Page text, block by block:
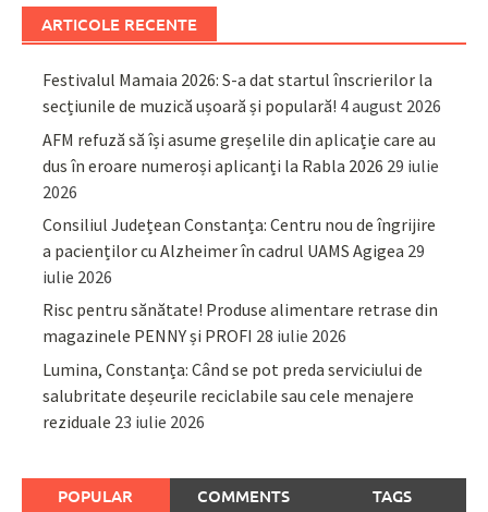
ARTICOLE RECENTE
Festivalul Mamaia 2026: S-a dat startul înscrierilor la
secțiunile de muzică ușoară și populară! 4 august 2026
AFM refuză să își asume greșelile din aplicație care au
dus în eroare numeroși aplicanți la Rabla 2026 29 iulie
2026
Consiliul Județean Constanța: Centru nou de îngrijire
a pacienților cu Alzheimer în cadrul UAMS Agigea 29
iulie 2026
Risc pentru sănătate! Produse alimentare retrase din
magazinele PENNY și PROFI 28 iulie 2026
Lumina, Constanța: Când se pot preda serviciului de
salubritate deșeurile reciclabile sau cele menajere
reziduale 23 iulie 2026
POPULAR COMMENTS TAGS